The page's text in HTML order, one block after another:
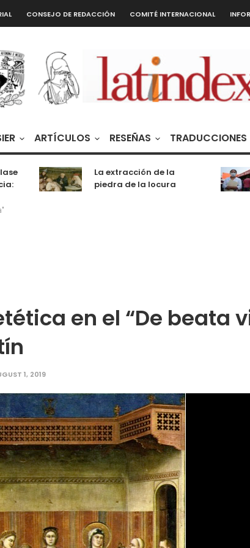
CONSEJO DE REDACCIÓN COMITÉ INTERNACIONAL
ARTÍCULOS RESEÑAS TRADUCCIONES
La extracción de la
piedra de la locura
en el “De beata
1, 2019